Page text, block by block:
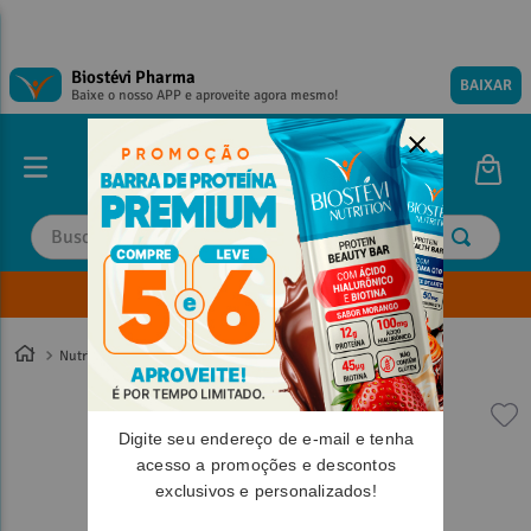
Biostévi Pharma
Baixe o nosso APP e aproveite agora mesmo! BAIXAR
Buscar
Envie sua Receita
Nutrition
TERMOS MAIS BUSCADOS
magnesio
omega 3
tadalafila
TERMOS MAIS BUSCADOS
magnesio
tadalafila
Digite seu endereço de e-mail e tenha
acesso a promoções e descontos
exclusivos e personalizados!